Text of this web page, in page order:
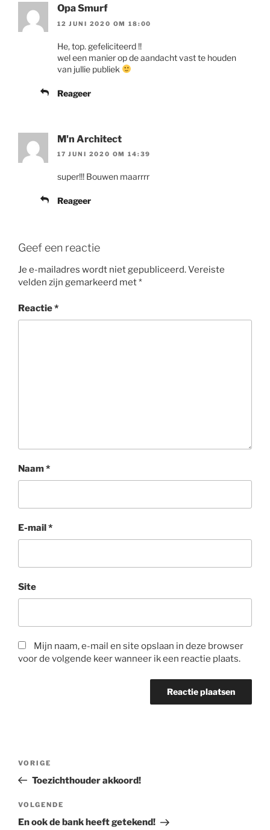
Opa Smurf
12 JUNI 2020 OM 18:00
He, top. gefeliciteerd !!
wel een manier op de aandacht vast te houden
van jullie publiek
Reageer
M'n Architect
17 JUNI 2020 OM 14:39
super!!! Bouwen maarrrr
Reageer
Geef een reactie
Je e-mailadres wordt niet gepubliceerd.Vereiste
velden zijn gemarkeerd met*
Reactie*
Naam*
E-mail*
Site
Mijn naam, e-mail en site opslaan in deze browser
voor de volgende keer wanneer ik een reactie plaats.
Vorig
bericht
VORIGE
Toezichthouder akkoord!
Volgend
bericht
VOLGENDE
En ook de bank heeft getekend!